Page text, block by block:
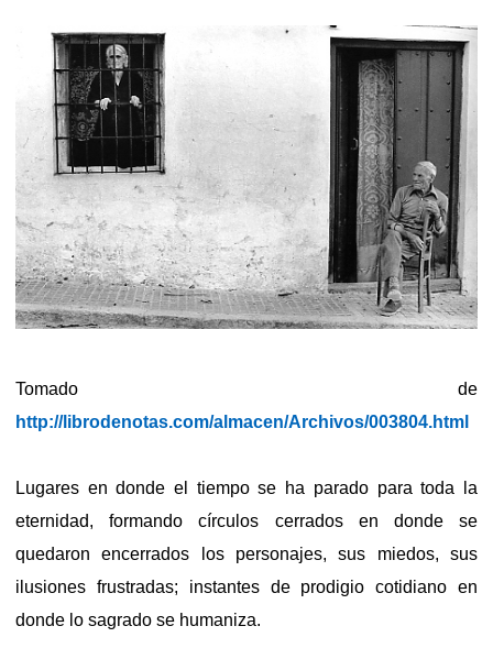
Tomado de
http://librodenotas.com/almacen/Archivos/003804.html
Lugares en donde el tiempo se ha parado para toda la
eternidad, formando círculos cerrados en donde se
quedaron encerrados los personajes, sus miedos, sus
ilusiones frustradas; instantes de prodigio cotidiano en
donde lo sagrado se humaniza.